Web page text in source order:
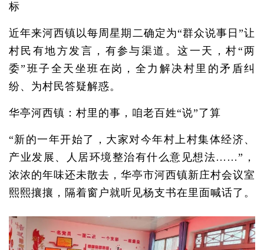
标
近年来河西镇以每周星期二确定为“群众说事日”让
村民有地方发言，有参与渠道。这一天，村“两
委”班子全天坐班在岗，全力解决村里的矛盾纠
纷、为村民答疑解惑。
华亭河西镇：村里的事，咱老百姓“说”了算
“新的一年开始了，大家对今年村上村集体经济、
产业发展、人居环境整治有什么意见想法……”，
浓浓的年味还未散去，华亭市河西镇新庄村会议室
熙熙攘攘，隔着窗户就听见杨支书在里面喊话了。